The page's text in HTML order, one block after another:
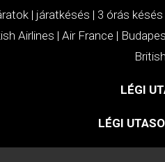
| járatkésés | 3 órás késés
Airlines | Air France |
LÉGI
LÉGI